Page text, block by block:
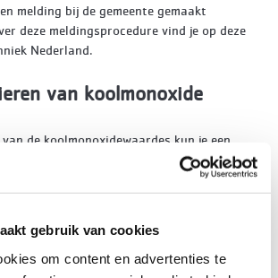
gebruik van cookies
om content en advertenties te
melding bij de gemeente gemaakt
deze meldingsprocedure vind je op deze
Nederland.
van koolmonoxide
de koolmonoxidewaardes kun je een
gebruiken en een persoonlijke CO-
CO-meter). Een rookgasanalysemeter
de temperatuur van de rookgassen
alleen koolmonoxide detecteert.
om te voldoen aan de